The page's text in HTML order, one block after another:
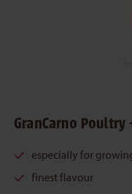
GranCarno Poultry
especially for
finest flavour